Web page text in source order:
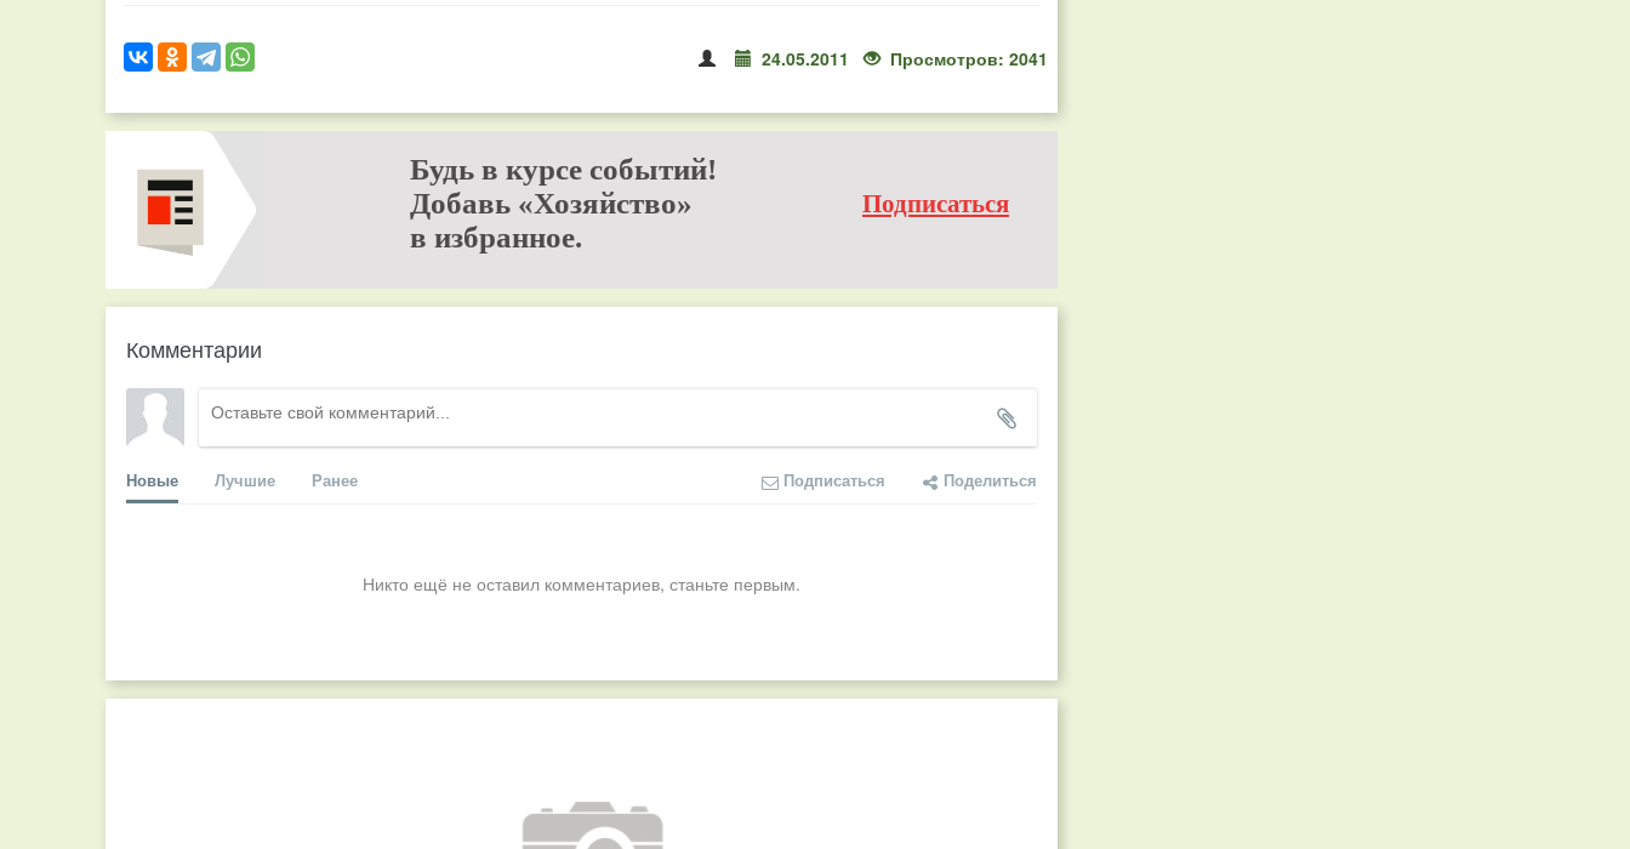
24.05.2011 Просмотров: 2041
Будь в курсе событий!
Добавь «Хозяйство»
в избранное.
Подписаться
Комментарии
Новые Лучшие Ранее Подписаться Поделиться
Никто ещё не оставил комментариев, станьте первым.